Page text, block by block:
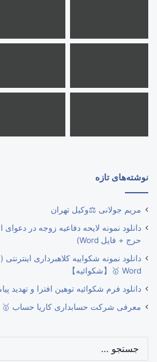
نوشته‌های تازه
مریم جولانی ⚖️وکیل تهران
دانلود نمونه لایحه دفاعیه زوجه در
حرج + فایل Word)
دانلود نمونه شکواییه کلاهبرداری
Word 🥇【شکوائیه】
دانلود فرم شکوائیه توهین افترا و تهدید
معرفی شرکت حسابداری کاریا حساب 🥇